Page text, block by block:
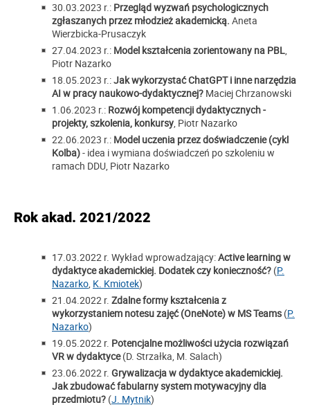
30.03.2023 r.: Przegląd wyzwań psychologicznych
zgłaszanych przez młodzież akademicką. Aneta
Wierzbicka-Prusaczyk
27.04.2023 r.: Model kształcenia zorientowany na PBL,
Piotr Nazarko
18.05.2023 r.:Jak wykorzystać ChatGPT i inne narzędzia
AI w pracy naukowo-dydaktycznej? Maciej Chrzanowski
1.06.2023 r.: Rozwój kompetencji dydaktycznych -
projekty, szkolenia, konkursy, Piotr Nazarko
22.06.2023 r.: Model uczenia przez doświadczenie (cykl
Kolba)- idea i wymiana doświadczeń po szkoleniu w
ramach DDU, Piotr Nazarko
Rok akad. 2021/2022
17.03.2022 r. Wykład wprowadzający:Active learning w
dydaktyce akademickiej. Dodatek czy konieczność? (P.
Nazarko, K. Kmiotek)
21.04.2022 r. Zdalne formy kształcenia z
wykorzystaniem notesu zajęć (OneNote) w MS Teams (P.
Nazarko)
19.05.2022 r. Potencjalne możliwości użycia rozwiązań
VR w dydaktyce (D. Strzałka, M. Salach)
23.06.2022 r. Grywalizacja w dydaktyce akademickiej.
Jak zbudować fabularny system motywacyjny dla
przedmiotu? (J. Mytnik)